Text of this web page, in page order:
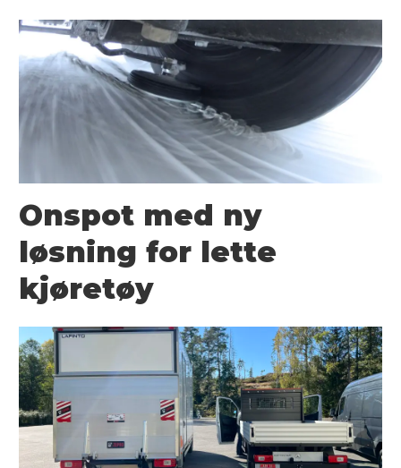
Onspot med ny
løsning for lette
kjøretøy